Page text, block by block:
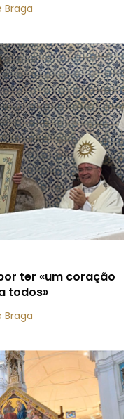
Braga
ter «um coração
todos»
Braga